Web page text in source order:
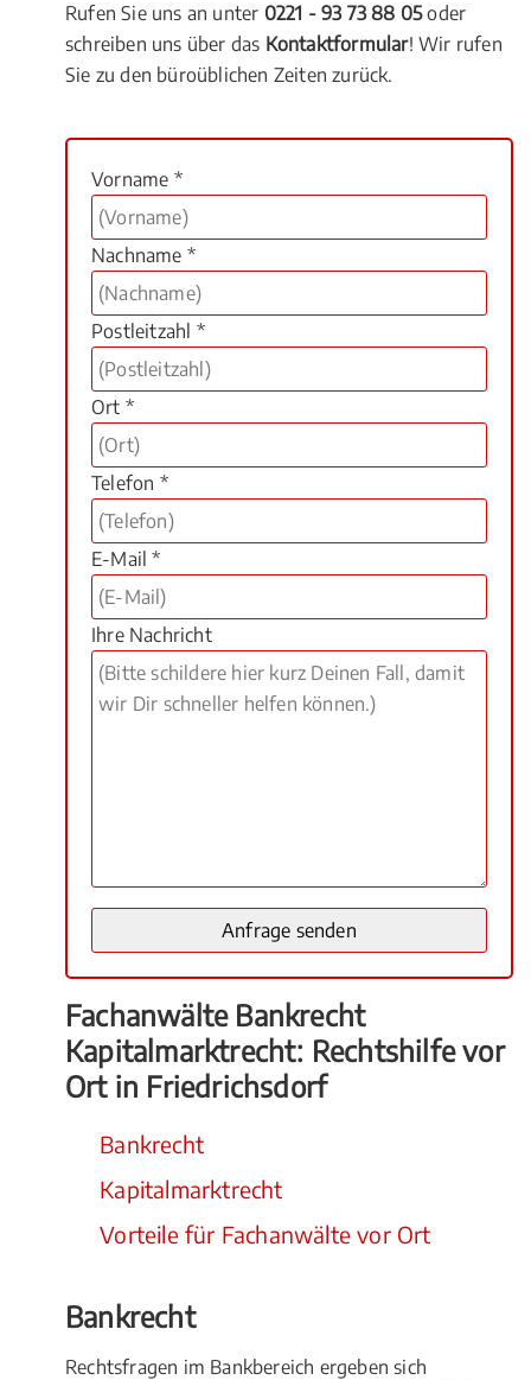
Rufen Sie uns an unter 0221 - 93 73 88 05oder
schreiben uns über das Kontaktformular! Wir rufen
Sie zu den büroüblichen Zeiten zurück.
Vorname *
Nachname *
Postleitzahl *
Ort *
Telefon *
E-Mail *
Ihre Nachricht
Fachanwälte Bankrecht
Kapitalmarktrecht: Rechtshilfe vor
Ort in Friedrichsdorf
Bankrecht
Kapitalmarktrecht
Vorteile für Fachanwälte vor Ort
Bankrecht
Rechtsfragen im Bankbereich ergeben sich